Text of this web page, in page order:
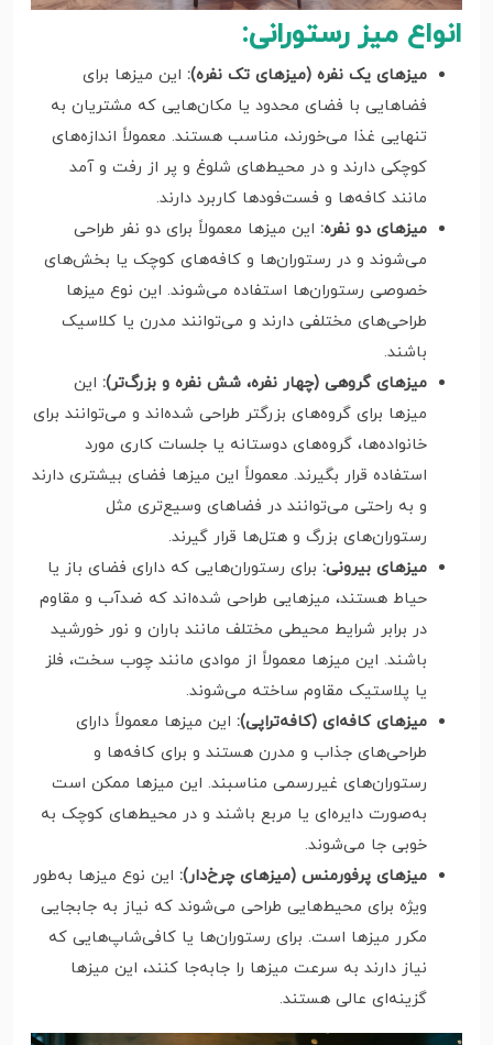
انواع میز رستورانی:
میزهای یک نفره (میزهای تک نفره): این میزها برای
فضاهایی با فضای محدود یا مکان‌هایی که مشتریان به
تنهایی غذا می‌خورند، مناسب هستند. معمولاً اندازه‌های
کوچکی دارند و در محیط‌های شلوغ و پر از رفت و آمد
مانند کافه‌ها و فست‌فودها کاربرد دارند.
میزهای دو نفره: این میزها معمولاً برای دو نفر طراحی
می‌شوند و در رستوران‌ها و کافه‌های کوچک یا بخش‌های
خصوصی رستوران‌ها استفاده می‌شوند. این نوع میزها
طراحی‌های مختلفی دارند و می‌توانند مدرن یا کلاسیک
باشند.
میزهای گروهی (چهار نفره، شش نفره و بزرگ‌تر): این
میزها برای گروه‌های بزرگتر طراحی شده‌اند و می‌توانند برای
خانواده‌ها، گروه‌های دوستانه یا جلسات کاری مورد
استفاده قرار بگیرند. معمولاً این میزها فضای بیشتری دارند
و به راحتی می‌توانند در فضاهای وسیع‌تری مثل
رستوران‌های بزرگ و هتل‌ها قرار گیرند.
میزهای بیرونی: برای رستوران‌هایی که دارای فضای باز یا
حیاط هستند، میزهایی طراحی شده‌اند که ضدآب و مقاوم
در برابر شرایط محیطی مختلف مانند باران و نور خورشید
باشند. این میزها معمولاً از موادی مانند چوب سخت، فلز
یا پلاستیک مقاوم ساخته می‌شوند.
میزهای کافه‌ای (کافه‌تراپی): این میزها معمولاً دارای
طراحی‌های جذاب و مدرن هستند و برای کافه‌ها و
رستوران‌های غیررسمی مناسبند. این میزها ممکن است
به‌صورت دایره‌ای یا مربع باشند و در محیط‌های کوچک به
خوبی جا می‌شوند.
میزهای پرفورمنس (میزهای چرخ‌دار): این نوع میزها به‌طور
ویژه برای محیط‌هایی طراحی می‌شوند که نیاز به جابجایی
مکرر میزها است. برای رستوران‌ها یا کافی‌شاپ‌هایی که
نیاز دارند به سرعت میزها را جا‌به‌جا کنند، این میزها
گزینه‌ای عالی هستند.